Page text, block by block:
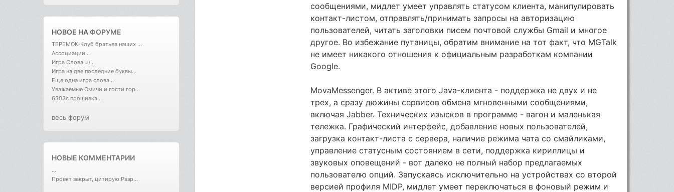
НОВОЕ НАФОРУМЕ
ТЕРЕМОК-Клуб братьев наших ...
Ассоциации...
Игра Слова =)...
Игра на две последние буквы...
Еще одна игра слова...
Уважаемые Омичи и гости гор...
6303с прошивка...
весь форум
НОВЫЕ КОММЕНТАРИИ
...
Проект закрыт, цитирую:Разр...
сообщениями, мидлет умеет управлять статусом клиента, манипулировать
контакт-листом, отправлять/принимать запросы на авторизацию
пользователей, читать заголовки писем почтовой службы Gmail и многое
другое. Во избежание путаницы, обратим внимание на тот факт, что MGTalk
не имеет никакого отношения к официальным разработкам компании
Google.
MovaMessenger. В активе этого Java-клиента - поддержка не двух и не
трех, а сразу дюжины сервисов обмена мгновенными сообщениями,
включая Jabber. Технических изысков в программе - вагон и маленькая
тележка. Графический интерфейс, добавление новых пользователей,
загрузка контакт-листа с сервера, наличие режима чата со смайликами,
управление статусным состоянием в сети, поддержка кириллицы и
звуковых оповещений - вот далеко не полный набор предлагаемых
пользователю опций. Запускаясь исключительно на устройствах со второй
версией профиля MIDP, мидлет умеет переключаться в фоновый режим и